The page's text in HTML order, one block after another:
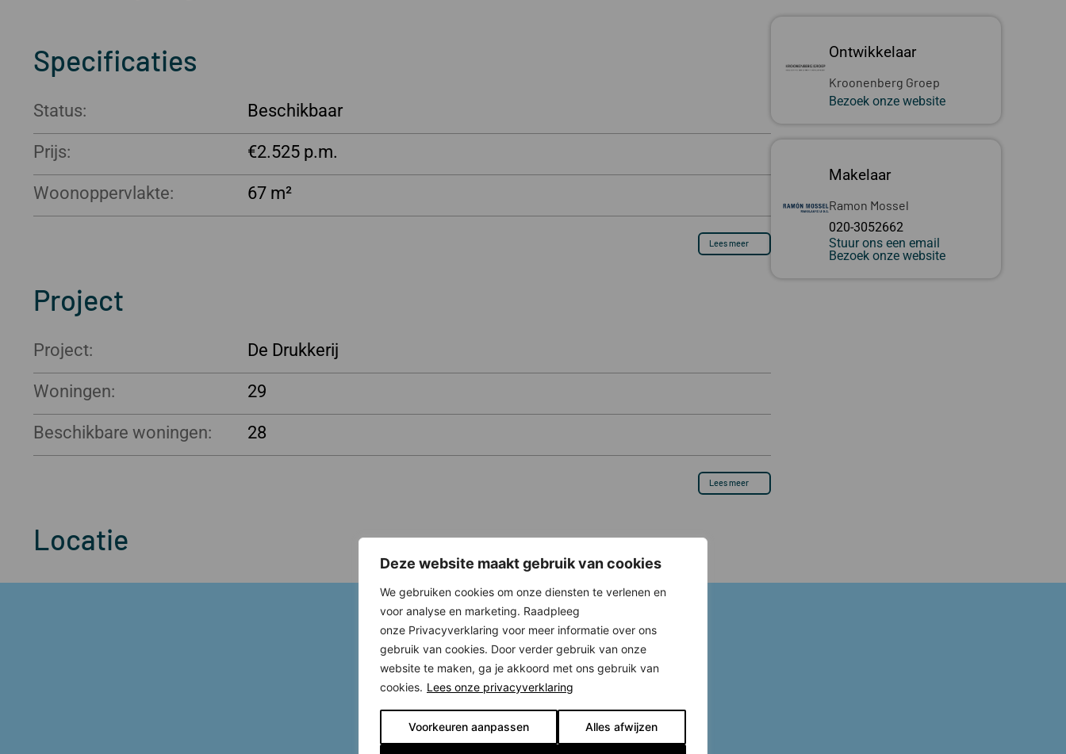
Deze website maakt gebruik van cookies
We gebruiken cookies om onze diensten te verlenen en
voor analyse en marketing. Raadpleeg
onze Privacyverklaring voor meer informatie over ons
gebruik van cookies. Door verder gebruik van onze
website te maken, ga je akkoord met ons gebruik van
cookies. Lees onze privacyverklaring
Voorkeuren aanpassen Alles afwijzen
Specificaties
Status: Beschikbaar
Prijs: €2.525
Woonoppervlakte: 67 m²
Lees meer
Project
Project: De Drukkerij
Woningen: 29
Beschikbare woningen: 28
Lees meer
Ontwikkelaar
Kroonenberg Groep
Bezoek onze website
Makelaar
Ramon Mossel
020-3052662
Stuur ons een email
Bezoek onze website
Locatie